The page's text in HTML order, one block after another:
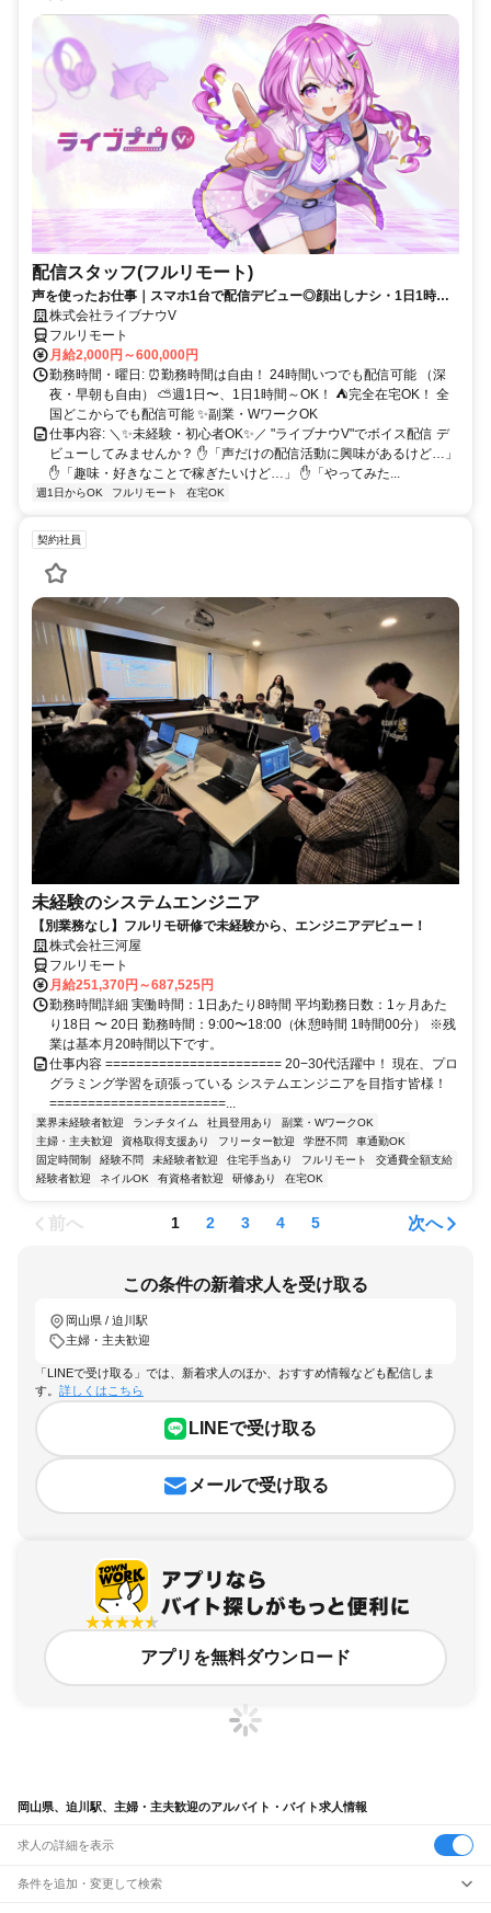
配信スタッフ(フルリモート)
声を使ったお仕事｜スマホ1台で配信デビュー◎顔出しナシ・1日1時間
～OK♪
株式会社ライブナウV
フルリモート
月給2,000円～600,000円
勤務時間・曜日: ⏰勤務時間は自由！ 24時間いつでも配信可能 （深
夜・早朝も自由） ⛅週1日〜、1日1時間～OK！ ⛺完全在宅OK！ 全
国どこからでも配信可能 ✨副業・WワークOK
仕事内容: ＼✨未経験・初心者OK✨／ "ライブナウV"でボイス配信 デ
ビューしてみませんか？ ✋「声だけの配信活動に興味があるけど…」
✋「趣味・好きなことで稼ぎたいけど…」 ✋「やってみた...
週1日からOK フルリモート 在宅OK
契約社員
未経験のシステムエンジニア
【別業務なし】フルリモ研修で未経験から、エンジニアデビュー！
株式会社三河屋
フルリモート
月給251,370円～687,525円
勤務時間詳細 実働時間：1日あたり8時間 平均勤務日数：1ヶ月あた
り18日 〜 20日 勤務時間：9:00〜18:00（休憩時間 1時間00分） ※残
業は基本月20時間以下です。
仕事内容 ======================= 20−30代活躍中！ 現在、プロ
グラミング学習を頑張っている システムエンジニアを目指す皆様！
=======================...
業界未経験者歓迎 ランチタイム 社員登用あり
副業・WワークOK
主婦・主夫歓迎
資格取得支援あり フリーター歓迎 学歴不問
車通勤OK
固定時間制
経験不問 未経験者歓迎 住宅手当あり フルリモート
交通費全額支給
経験者歓迎
ネイルOK 有資格者歓迎 研修あり 在宅OK
前へ 1 2 3 4 5 次へ
この条件の新着求人を受け取る
岡山県 / 迫川駅
主婦・主夫歓迎
「LINEで受け取る」では、新着求人のほか、おすすめ情報なども配信しま
す。 詳しくはこちら
LINEで受け取る
メールで受け取る
アプリを無料ダウンロード
岡山県、迫川駅、主婦・主夫歓迎のアルバイト・バイト求人情報
求人の詳細を表示
条件を追加・変更して検索